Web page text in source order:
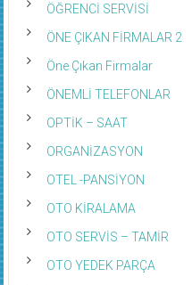
ÖĞRENCİ SERVİSİ
ÖNE ÇIKAN FİRMALAR 2
Öne Çıkan Firmalar
ÖNEMLİ TELEFONLAR
OPTİK – SAAT
ORGANİZASYON
OTEL -PANSİYON
OTO KİRALAMA
OTO SERVİS – TAMİR
OTO YEDEK PARÇA